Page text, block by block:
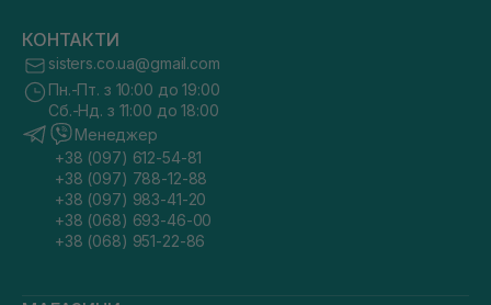
КОНТАКТИ
sisters.co.ua@gmail.com
Пн.-Пт. з 10:00 до 19:00
Сб.-Нд. з 11:00 до 18:00
Менеджер
+38 (097) 612-54-81
+38 (097) 788-12-88
+38 (097) 983-41-20
+38 (068) 693-46-00
+38 (068) 951-22-86